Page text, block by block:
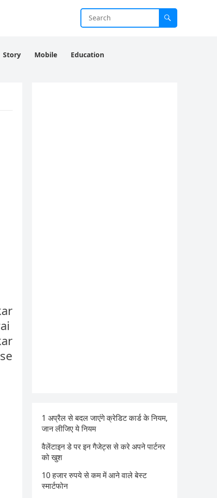
Story Mobile Education
1 अप्रैल से बदल जाएंगे क्रेडिट कार्ड के नियम,
जान लीजिए ये नियम
वैलेंटाइन डे पर इन गैजेट्स से करे अपने पार्टनर
को खुश
10 हजार रुपये से कम में आने वाले बेस्ट
स्मार्टफोन